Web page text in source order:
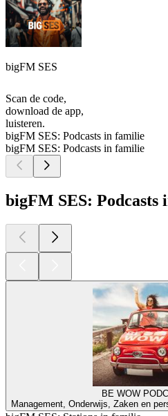
bigFM SES
Scan de code,
download de app,
luisteren.
bigFM SES: Podcasts in familie
bigFM SES: Podcasts in familie
bigFM SES: Podcasts
BE WOW
Management, Onderwijs, Zaken en